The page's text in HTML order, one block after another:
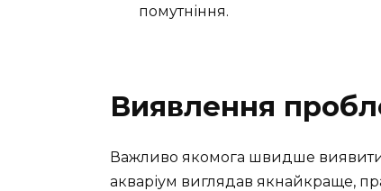
помутніння.
Виявлення
Важливо якомога швидше виявити
акваріум виглядав якнайкраще,